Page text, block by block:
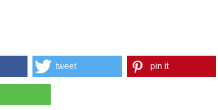
tweet pin it